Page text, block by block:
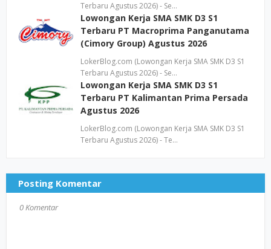
Terbaru Agustus 2026) - Se…
Lowongan Kerja SMA SMK D3 S1
Terbaru PT Macroprima Panganutama
(Cimory Group) Agustus 2026
LokerBlog.com (Lowongan Kerja SMA SMK D3 S1
Terbaru Agustus 2026) - Se…
Lowongan Kerja SMA SMK D3 S1
Terbaru PT Kalimantan Prima Persada
Agustus 2026
LokerBlog.com (Lowongan Kerja SMA SMK D3 S1
Terbaru Agustus 2026) - Te…
Posting Komentar
0 Komentar